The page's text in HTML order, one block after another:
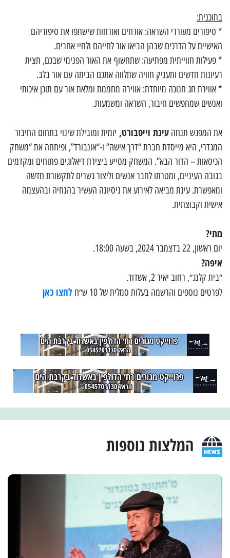
בתוכנית:
* סיפורים מעוררי השראה: אורחים ואורחות שישתפו את סיפוריהם
האישיים על הדרכים שבהן הביאו אור לחייהם ולחיי אחרים.
* פעילות חווייתית מפתיעה: שתחשוף את האור הפנימי שבכם, תצית
רעיונות חדשים ותעניק חוויה שתלווה אתכם הביתה עם אור בלב.
* אווירת חג חנוכה מיוחדת: אווירה מחממת ומלאת אור עם תוכן איכותי
ואנשים שמחפשים חיבור, השראה ומשמעות.
את המפגש תנחה עינת וייסבורט, יזמית ומובילת שינוי בתחום החיבור
המגדרי, היא מייסדת חברת “דרך אישה” ו-“אונבורד”, ופיתחה את “משחק
הכיסאות – הדור הבא”. המשחק מסייע ביצירת דיאלוגים פתוחים ומקדמים
בגובה העיניים, ומטרתו לחבר אנשים וליצור גשרים לתקשורת חדשה
ומאפשרת. עינת מביאה לאירוע את ניסיונה העשיר בהנחיה ובהעצמה
אישית וקבוצתית.
מתי?
יום ראשון, 22 בדצמבר 2024, בשעה 18:00.
איפה?
״בית קלנג״, רחוב יאיר 2, אשדוד.
לפרטים נוספים והרשמה בעלות סמלית של 10 ש״ח
לחצו כאן
המלצות נוספות